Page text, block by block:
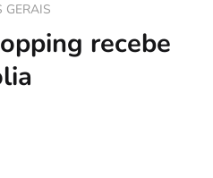
GERAIS
recebe